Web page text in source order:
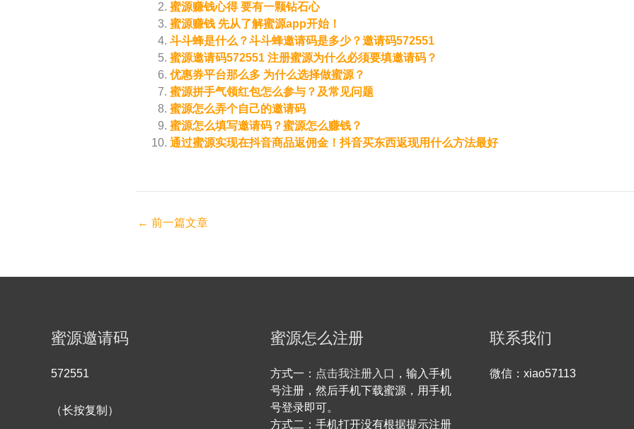
蜜源赚钱心得 要有一颗钻石心
蜜源赚钱 先从了解蜜源app开始！
斗斗蜂是什么？斗斗蜂邀请码是多少？邀请码572551
蜜源邀请码572551 注册蜜源为什么必须要填邀请码？
优惠券平台那么多 为什么选择做蜜源？
蜜源拼手气领红包怎么参与？及常见问题
蜜源怎么弄个自己的邀请码
蜜源怎么填写邀请码？蜜源怎么赚钱？
通过蜜源实现在抖音商品返佣金！抖音买东西返现用什么方法最好
← 前一篇文章
蜜源邀请码
572551
（长按复制）
蜜源怎么注册
方式一： 点击我注册入口 ，输入手机
号注册，然后手机下载蜜源，用手机
号登录即可。
方式二：手机打开没有根据提示注册
联系我们
微信：xiao57113